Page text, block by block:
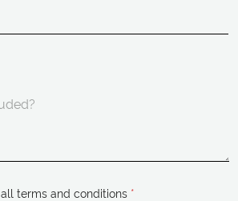
terms and conditions *